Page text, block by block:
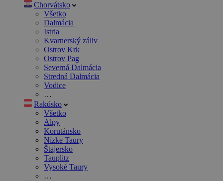
Chorvátsko
Všetko
Dalmácia
Istria
Kvarnerský záliv
Ostrov Krk
Ostrov Pag
Severná Dalmácia
Stredná Dalmácia
Vodice
…
Rakúsko
Všetko
Alpy
Korutánsko
Nízke Taury
Štajersko
Tauplitz
Vysoké Taury
…